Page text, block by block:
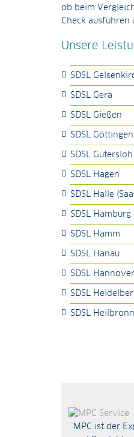
ob beim
Check ausführen
Unsere
SDSL
SDSL Gera
SDSL Gießen
SDSL Göttingen
SDSL Gütersloh
SDSL Hagen
SDSL Halle
SDSL Hamburg
SDSL Hamm
SDSL Hanau
SDSL Hannover
SDSL
SDSL Heilbronn
MPC ist der